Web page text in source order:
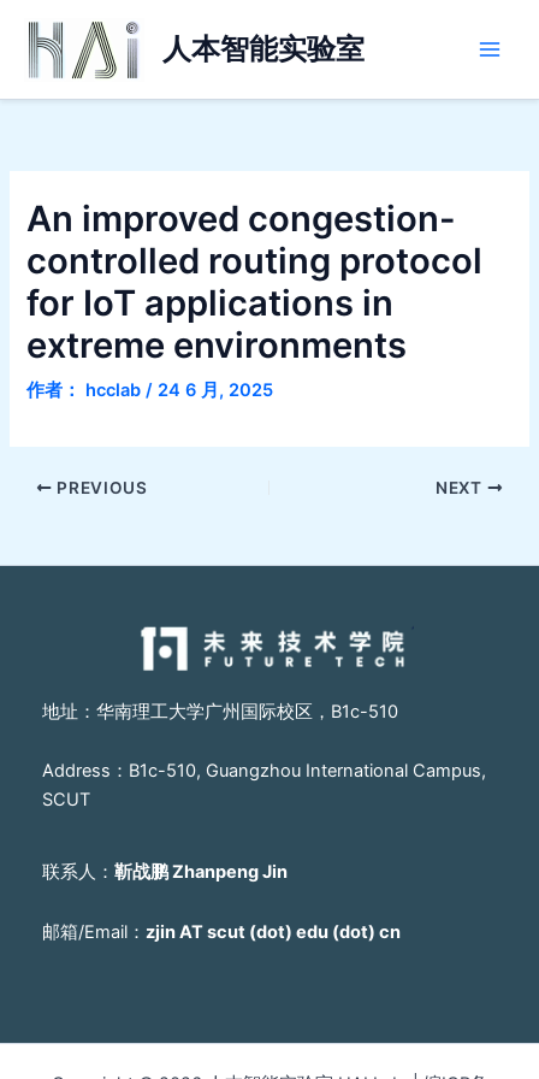
容
人本智能实验室
An improved congestion-
controlled routing protocol
for IoT applications in
extreme environments
作者： hcclab/ 24 6 月, 2025
PREVIOUS NEXT
地址：华南理工大学广州国际校区，B1c-510
Address：B1c-510, Guangzhou International Campus,
SCUT
联系人： 靳战鹏 Zhanpeng Jin
邮箱/Email： zjin AT scut (dot) edu (dot) cn